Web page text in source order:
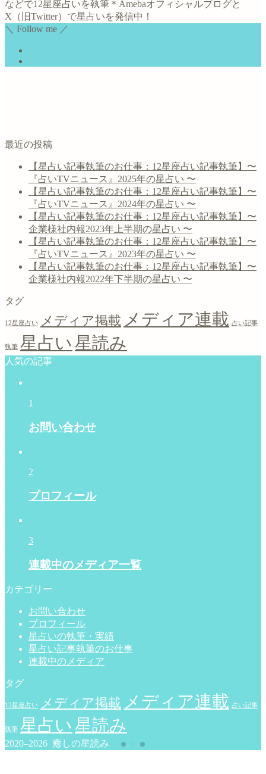
などで12星座占いを執筆＊Amebaオフィシャルブログと
X（旧Twitter）で星占いを発信中！
＼ Follow me ／
最近の投稿
【星占い記事執筆のお仕事：12星座占い記事執筆】〜
『占いTVニュース』2025年の星占い 〜
【星占い記事執筆のお仕事：12星座占い記事執筆】〜
『占いTVニュース』2024年の星占い 〜
【星占い記事執筆のお仕事：12星座占い記事執筆】〜
企業様社内報2023年上半期の星占い 〜
【星占い記事執筆のお仕事：12星座占い記事執筆】〜
『占いTVニュース』2023年の星占い 〜
【星占い記事執筆のお仕事：12星座占い記事執筆】〜
企業様社内報2022年下半期の星占い 〜
タグ
12星座占い メディア掲載 メディア連載 占い記事
執筆 星占い星読み
人気の記事
1
お問い合わせ
2
プロフィール
3
連載中のメディア一覧
カテゴリー
お問い合わせ
プロフィール
星占いの執筆・実績
星占い記事執筆のお仕事
連載中のメディア
タグ
12星座占い メディア掲載 メディア連載 占い記事
執筆 星占い星読み
2020–2026 癒しの星読み